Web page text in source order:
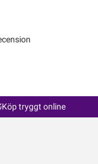
Köp tryggt online